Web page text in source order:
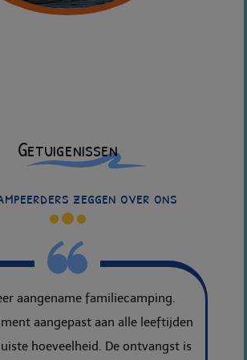
Getuigenissen
zeggen over ons
aangename familiecamping.
aangepast aan alle leeftijden
hoeveelheid. De ontvangst is